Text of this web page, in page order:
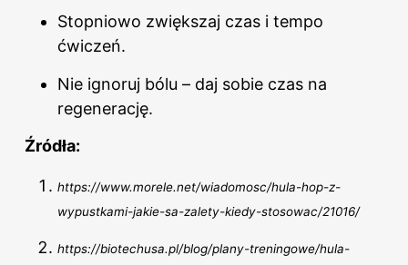
Stopniowo zwiększaj czas i tempo
ćwiczeń.
Nie ignoruj bólu – daj sobie czas na
regenerację.
Źródła:
https://www.morele.net/wiadomosc/hula-hop-z-
wypustkami-jakie-sa-zalety-kiedy-stosowac/21016/
https://biotechusa.pl/blog/plany-treningowe/hula-